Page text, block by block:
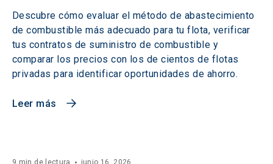
Descubre cómo evaluar el método de abastecimiento
de combustible más adecuado para tu flota, verificar
tus contratos de suministro de combustible y
comparar los precios con los de cientos de flotas
privadas para identificar oportunidades de ahorro.
Leer más
9 min de lectura junio 16, 2026